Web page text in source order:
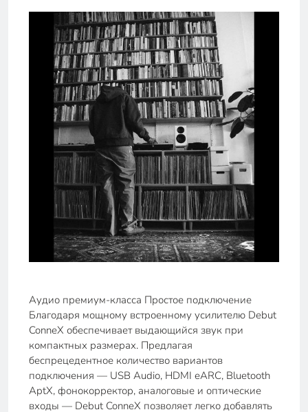
Аудио премиум-класса Простое подключение
Благодаря мощному встроенному усилителю Debut
ConneX обеспечивает выдающийся звук при
компактных размерах. Предлагая
беспрецедентное количество вариантов
подключения — USB Audio, HDMI eARC, Bluetooth
AptX, фонокорректор, аналоговые и оптические
входы — Debut ConneX позволяет легко добавлять